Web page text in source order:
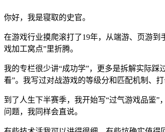
你好，我是寝取的史官。
在游戏行业摸爬滚打了19年，从端游、页游
戏加工窝点”里折腾。
我的专栏很少讲“成功学”，更多是拆解实际
看”。我写过对战游戏的等级分和匹配机制、
到了人生下半赛季，我开始写“过气游戏品鉴
问题，我同样会直说。